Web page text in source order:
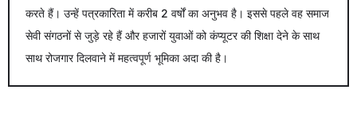
करते हैं। उन्हें पत्रकारिता में करीब 2 वर्षों का अनुभव है। इससे पहले वह समाज
सेवी संगठनों से जुड़े रहे हैं और हजारों युवाओं को कंप्यूटर की शिक्षा देने के साथ
साथ रोजगार दिलवाने में महत्वपूर्ण भूमिका अदा की है।